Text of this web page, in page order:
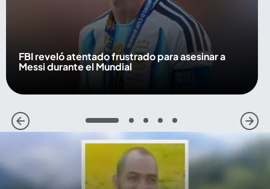
FBI reveló atentado frustrado para asesinar a
Messi durante el Mundial
1 2 3 4 5